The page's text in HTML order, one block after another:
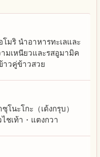
มริ นำอาหารทะเลและ
มเหนียวและรสอูมามิค
าวคู่ข้าวสวย
โนะโกะ（เด้งกรุบ）
ชเท้า・แตงกวา